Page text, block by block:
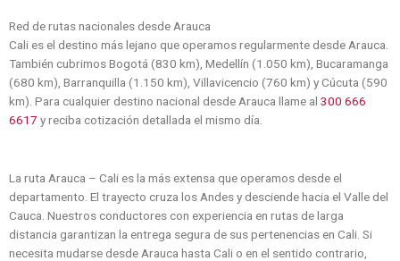
Red de rutas nacionales desde Arauca
Cali es el destino más lejano que operamos regularmente desde Arauca.
También cubrimos Bogotá (830 km), Medellín (1.050 km), Bucaramanga
(680 km), Barranquilla (1.150 km), Villavicencio (760 km) y Cúcuta (590
km). Para cualquier destino nacional desde Arauca llame al 300 666
6617 y reciba cotización detallada el mismo día.
La ruta Arauca – Cali es la más extensa que operamos desde el
departamento. El trayecto cruza los Andes y desciende hacia el Valle del
Cauca. Nuestros conductores con experiencia en rutas de larga
distancia garantizan la entrega segura de sus pertenencias en Cali. Si
necesita mudarse desde Arauca hasta Cali o en el sentido contrario,